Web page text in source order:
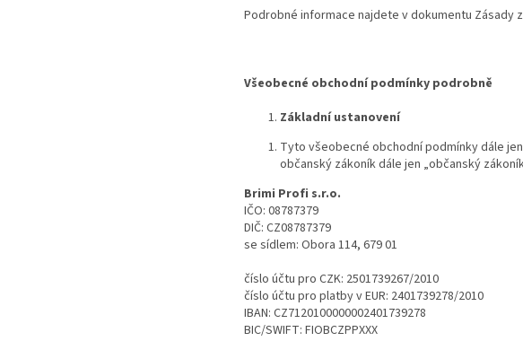
Podrobné informace najdete v dokumentu Zásady
Všeobecné obchodní podmínky podrobně
Základní ustanovení
Tyto všeobecné obchodní podmínky dále
občanský zákoník dále jen „občanský
Brimi Profi s.r.o.
IČO: 08787379
DIČ: CZ08787379
se sídlem: Obora 114, 679 01
číslo účtu pro CZK: 2501739267/2010
číslo účtu pro platby v EUR: 2401739278/2010
IBAN: CZ7120100000002401739278
BIC/SWIFT: FIOBCZPPXXX